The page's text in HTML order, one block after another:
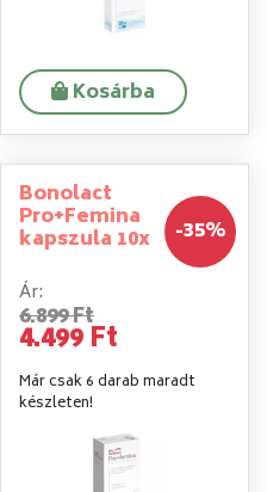
Kosárba
-35%
Bonolact
Pro+Femina
kapszula 10x
Ár:
6.899 Ft
4.499 Ft
Már csak 6 darab maradt
készleten!